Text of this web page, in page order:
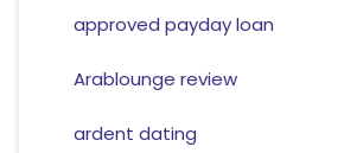
approved payday loan
Arablounge review
ardent dating